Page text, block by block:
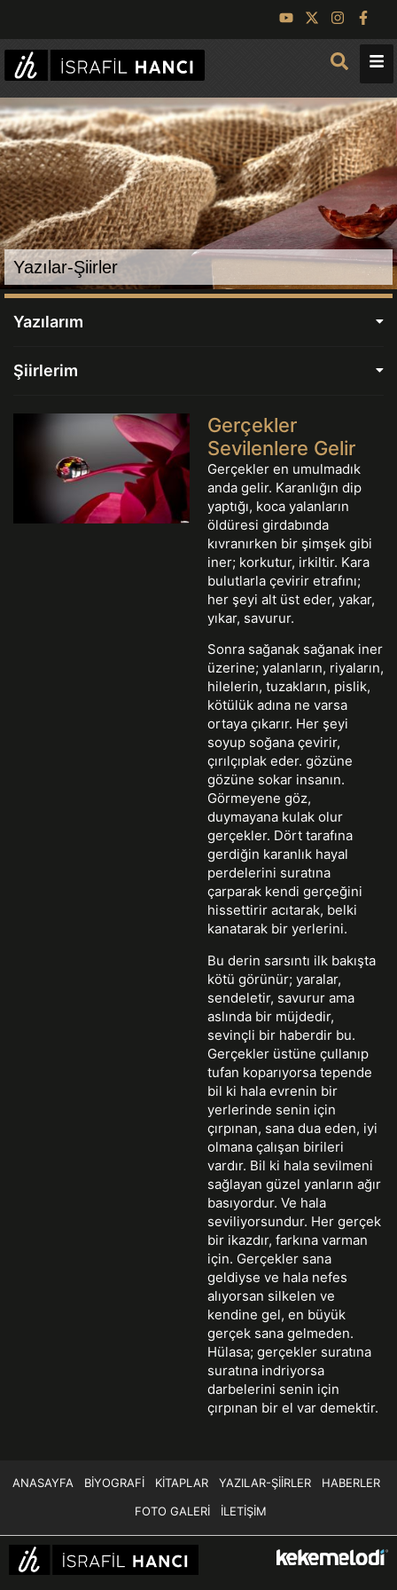
Yazılar-Şiirler
Yazılarım
Şiirlerim
Gerçekler
Sevilenlere Gelir
Gerçekler en umulmadık
anda gelir. Karanlığın dip
yaptığı, koca yalanların
öldüresi girdabında
kıvranırken bir şimşek gibi
iner; korkutur, irkiltir. Kara
bulutlarla çevirir etrafını;
her şeyi alt üst eder, yakar,
yıkar, savurur.
Sonra sağanak sağanak iner
üzerine; yalanların, riyaların,
hilelerin, tuzakların, pislik,
kötülük adına ne varsa
ortaya çıkarır. Her şeyi
soyup soğana çevirir,
çırılçıplak eder. gözüne
gözüne sokar insanın.
Görmeyene göz,
duymayana kulak olur
gerçekler. Dört tarafına
gerdiğin karanlık hayal
perdelerini suratına
çarparak kendi gerçeğini
hissettirir acıtarak, belki
kanatarak bir yerlerini.
Bu derin sarsıntı ilk bakışta
kötü görünür; yaralar,
sendeletir, savurur ama
aslında bir müjdedir,
sevinçli bir haberdir bu.
Gerçekler üstüne çullanıp
tufan koparıyorsa tepende
bil ki hala evrenin bir
yerlerinde senin için
çırpınan, sana dua eden, iyi
olmana çalışan birileri
vardır. Bil ki hala sevilmeni
sağlayan güzel yanların ağır
basıyordur. Ve hala
seviliyorsundur. Her gerçek
bir ikazdır, farkına varman
için. Gerçekler sana
geldiyse ve hala nefes
alıyorsan silkelen ve
kendine gel, en büyük
gerçek sana gelmeden.
Hülasa; gerçekler suratına
suratına indriyorsa
darbelerini senin için
çırpınan bir el var demektir.
ANASAYFA BIYOGRAFI KITAPLAR YAZILAR-ŞIIRLER
HABERLER
FOTO GALERI
İLETIŞIM